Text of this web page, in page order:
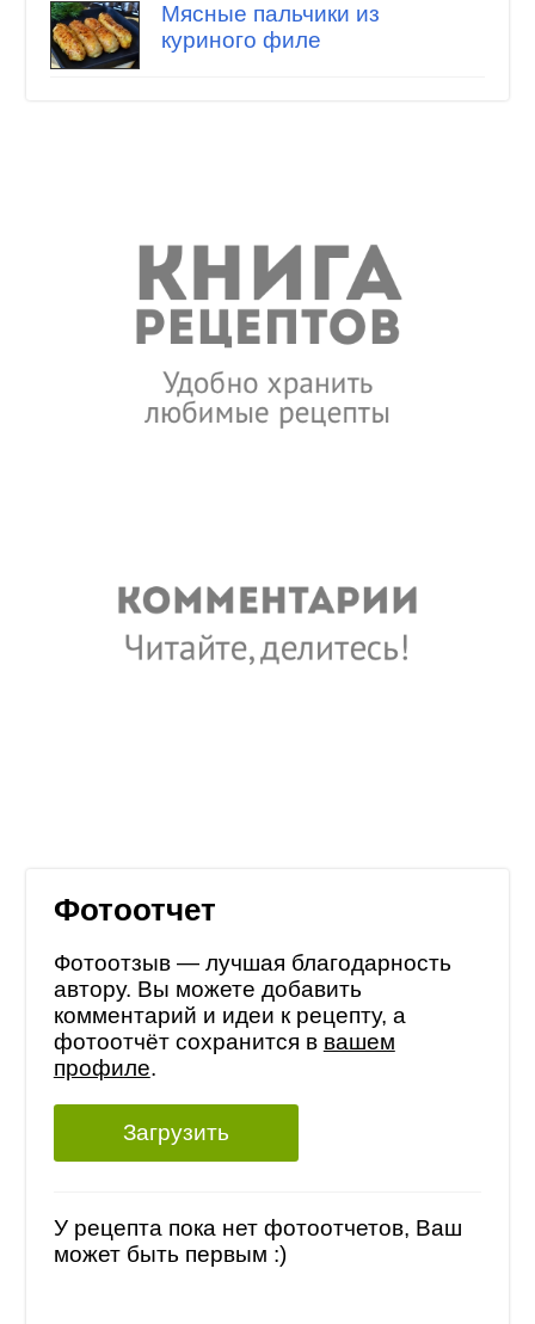
Мясные пальчики из
куриного филе
Фотоотчет
Фотоотзыв — лучшая благодарность
автору. Вы можете добавить
комментарий и идеи к рецепту, а
фотоотчёт сохранится в вашем
профиле.
Загрузить
У рецепта пока нет фотоотчетов, Ваш
может быть первым :)